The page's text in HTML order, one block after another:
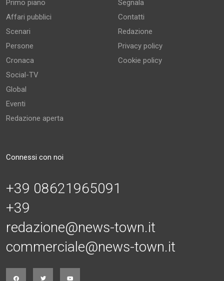
Primo piano
Affari pubblici
Scenari
Persone
Cronaca
Social-TV
Global
Eventi
Redazione aperta
Segnala
Contatti
Redazione
Privacy policy
Cookie policy
Connessi con noi
+39 08621965091
+39
redazione@news-town.it
commerciale@news-town.it